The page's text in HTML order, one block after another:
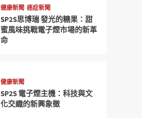
健康新聞 癌症新聞
SP2S思博瑞 發光的糖果：甜
蜜風味挑戰電子煙市場的新革
命
健康新聞
SP2S 電子煙主機：科技與文
化交織的新興象徵